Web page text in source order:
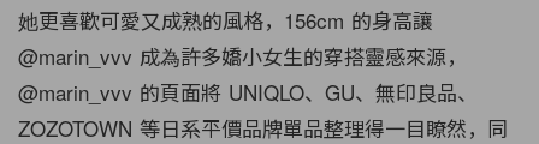
她更喜歡可愛又成熟的風格，156cm 的身高讓
@marin_vvv 成為許多嬌小女生的穿搭靈感來源，
@marin_vvv 的頁面將 UNIQLO、GU、無印良品、
ZOZOTOWN 等日系平價品牌單品整理得一目瞭然，同